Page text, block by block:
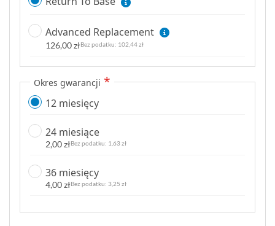
Advanced Replacement
126,00 zł 102,44 zł
Okres gwarancji
12 miesięcy
24 miesiące
2,00 zł 1,63 zł
36 miesięcy
4,00 zł 3,25 zł